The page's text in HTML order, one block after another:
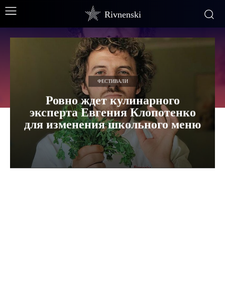
Rivnenski
ФЕСТИВАЛИ
Ровно ждет кулинарного
эксперта Евгения Клопотенко
для изменения школьного меню